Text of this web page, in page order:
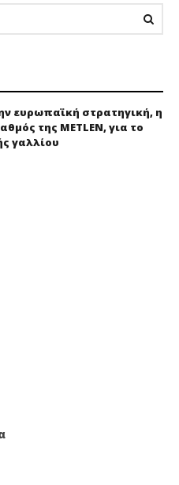
ευρωπαϊκή στρατηγική, η
της METLEN, για το
γαλλίου